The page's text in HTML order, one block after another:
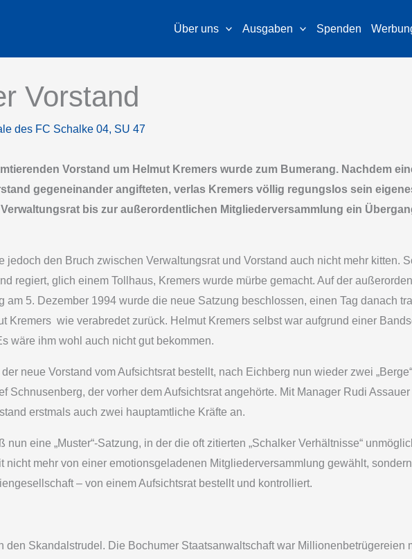
Über uns Ausgaben Spenden
Vorstand
des FC Schalke 04, SU 47
Vorstand um Helmut Kremers wurde zum Bumerang. Nachdem
gegeneinander angifteten, verlas Kremers völlig regungslos sein
bis zur außerordentlichen Mitgliederversammlung ein
jedoch den Bruch zwischen Verwaltungsrat und Vorstand auch nicht mehr kitten.
regiert, glich einem Tollhaus, Kremers wurde mürbe gemacht. Auf der
am 5. Dezember 1994 wurde die neue Satzung beschlossen, einen Tag danach
Kremers ­ wie verabredet zurück. Helmut Kremers selbst war aufgrund einer
wäre ihm wohl auch nicht gut bekommen.
neue Vorstand vom Aufsichtsrat bestellt, nach Eichberg nun wieder zwei
Schnusenberg, der vorher dem Aufsichtsrat angehörte. Mit Manager Rudi
erstmals auch zwei hauptamtliche Kräfte an.
nun eine „Muster“-Satzung, in der die oft zitierten „Schalker Verhältnisse“
nicht mehr von einer emotionsgeladenen Mitgliederversammlung gewählt,
– von einem Aufsichtsrat bestellt und kontrolliert.
den Skandalstrudel. Die Bochumer Staatsanwaltschaft war Millionenbetrügereien